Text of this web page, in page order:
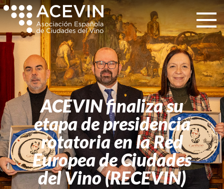
ACEVIN finaliza su
etapa de presidencia
rotatoria en la Red
Europea de Ciudades
del Vino (RECEVIN)